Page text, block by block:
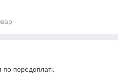
по передоплаті.